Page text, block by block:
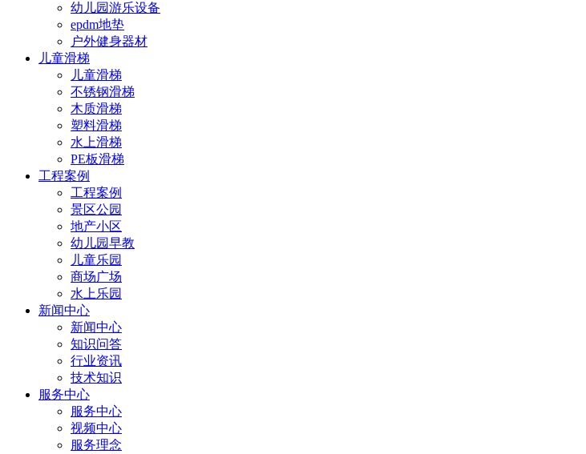
幼儿园游乐设备
epdm地垫
户外健身器材
儿童滑梯
儿童滑梯
不锈钢滑梯
木质滑梯
塑料滑梯
水上滑梯
PE板滑梯
工程案例
工程案例
景区公园
地产小区
幼儿园早教
儿童乐园
商场广场
水上乐园
新闻中心
新闻中心
知识问答
行业资讯
技术知识
服务中心
服务中心
视频中心
服务理念